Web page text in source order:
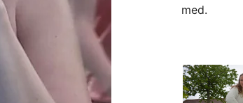
med.